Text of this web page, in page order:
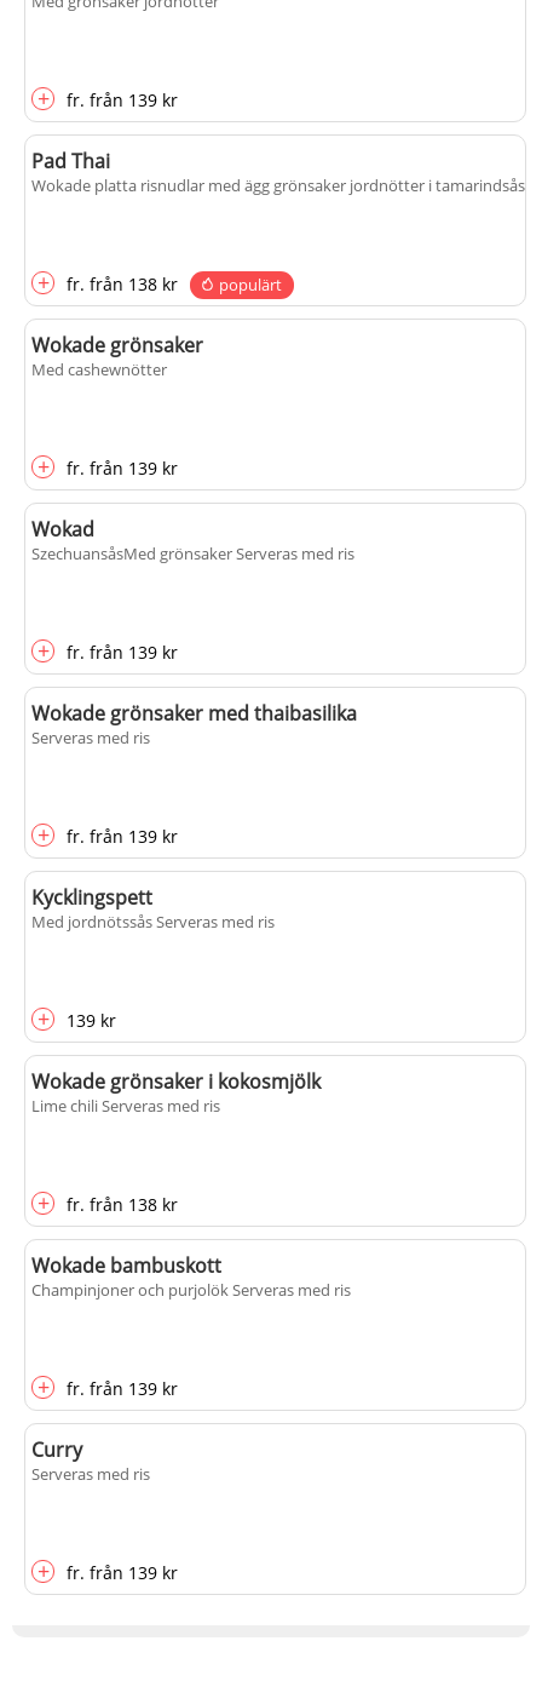
+ fr. från 139 kr
Pad Thai
Wokade platta risnudlar med ägg grönsaker jordnötter i tamarindsås
+ fr. från 138 kr populärt
Wokade grönsaker
Med cashewnötter
+ fr. från 139 kr
Wokad
SzechuansåsMed grönsaker Serveras med ris
+ fr. från 139 kr
Wokade grönsaker med thaibasilika
Serveras med ris
+ fr. från 139 kr
Kycklingspett
Med jordnötssås Serveras med ris
+ 139 kr
Wokade grönsaker i kokosmjölk
Lime chili Serveras med ris
+ fr. från 138 kr
Wokade bambuskott
Champinjoner och purjolök Serveras med ris
+ fr. från 139 kr
Curry
Serveras med ris
+ fr. från 139 kr